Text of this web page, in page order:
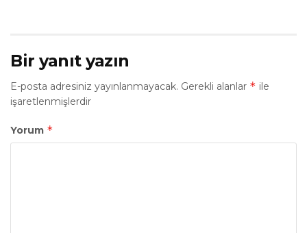
Bir yanıt yazın
E-posta adresiniz yayınlanmayacak. Gerekli alanlar * ile
işaretlenmişlerdir
Yorum *